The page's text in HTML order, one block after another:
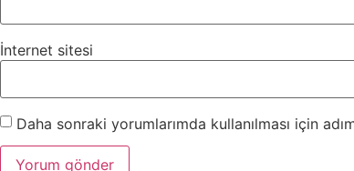
İnternet sitesi
Daha sonraki yorumlarımda kullanılması için